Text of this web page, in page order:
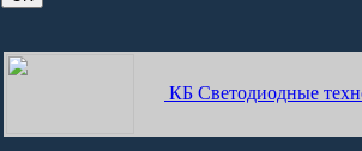
КБ Светодиодные